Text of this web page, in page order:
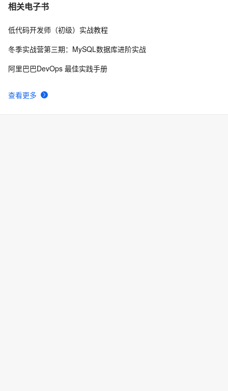
相关电子书
查看更多
低代码开发师（初级）实战教程
冬季实战营第三期：MySQL数据库进阶实战
阿里巴巴DevOps 最佳实践手册